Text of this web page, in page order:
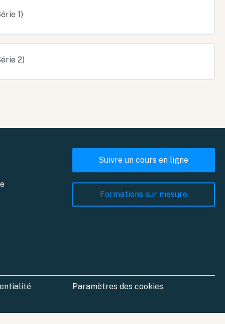
1)
2)
Suivre un cours en ligne
Formations sur mesure
Paramètres des cookies